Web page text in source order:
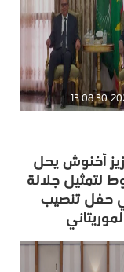
أخنوش يحل
لتمثيل جلالة
حفل تنصيب